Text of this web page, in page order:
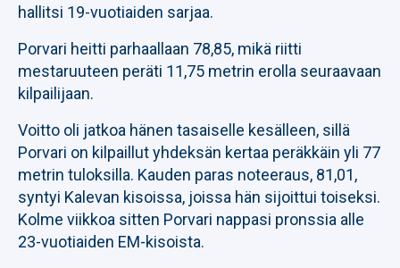
hallitsi 19-vuotiaiden sarjaa.
Porvari heitti parhaallaan 78,85, mikä riitti
mestaruuteen peräti 11,75 metrin erolla seuraavaan
kilpailijaan.
Voitto oli jatkoa hänen tasaiselle kesälleen, sillä
Porvari on kilpaillut yhdeksän kertaa peräkkäin yli 77
metrin tuloksilla. Kauden paras noteeraus, 81,01,
syntyi Kalevan kisoissa, joissa hän sijoittui toiseksi.
Kolme viikkoa sitten Porvari nappasi pronssia alle
23-vuotiaiden EM-kisoista.